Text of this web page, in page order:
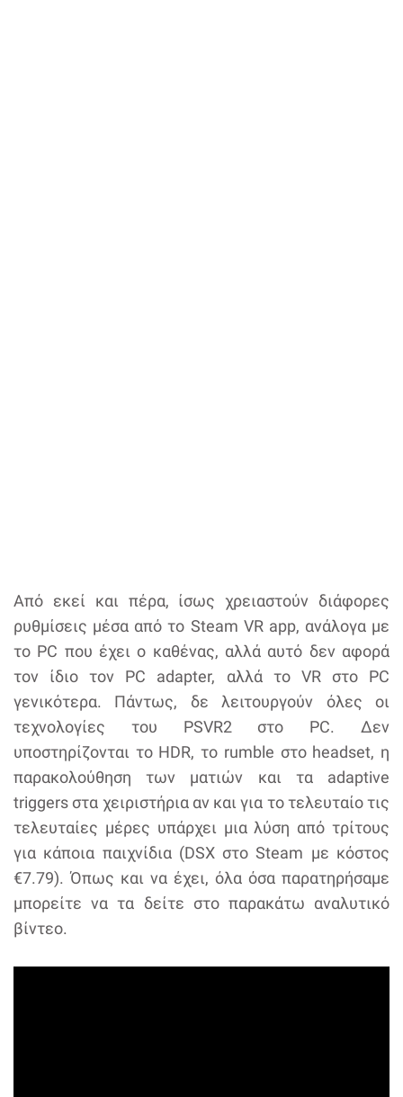
Από εκεί και πέρα, ίσως χρειαστούν διάφορες
ρυθμίσεις μέσα από το Steam VR app, ανάλογα με
το PC που έχει ο καθένας, αλλά αυτό δεν αφορά
τον ίδιο τον PC adapter, αλλά το VR στο PC
γενικότερα. Πάντως, δε λειτουργούν όλες οι
τεχνολογίες του PSVR2 στο PC. Δεν
υποστηρίζονται το HDR, το rumble στο headset, η
παρακολούθηση των ματιών και τα adaptive
triggers στα χειριστήρια αν και για το τελευταίο τις
τελευταίες μέρες υπάρχει μια λύση από τρίτους
για κάποια παιχνίδια (DSX στο Steam με κόστος
€7.79). Όπως και να έχει, όλα όσα παρατηρήσαμε
μπορείτε να τα δείτε στο παρακάτω αναλυτικό
βίντεο.